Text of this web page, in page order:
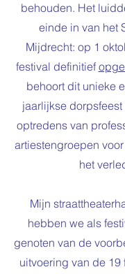
behouden. Het
einde in van het
Mijdrecht: op 1
festival definitief
behoort dit unieke
jaarlijkse
optredens van
artiestengroepen
het
Mijn
hebben we als
genoten van de
uitvoering van de 19